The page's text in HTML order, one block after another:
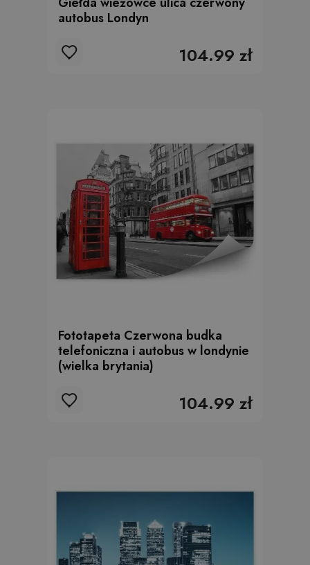
autobus Londyn
104.99 zł
Fototapeta Czerwona budka
telefoniczna i autobus w londynie
(wielka brytania)
104.99 zł